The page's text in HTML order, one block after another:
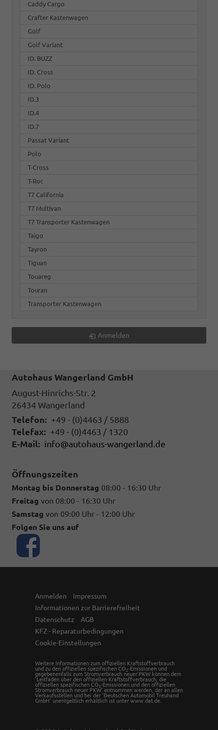
Caddy Cargo
Crafter Kastenwagen
Golf
Golf Variant
ID. BUZZ
ID. Cross
ID. Polo
ID.3
ID.4
ID.7
Passat Variant
Polo
T-Cross
T-Roc
T7 California
T7 Multivan
T7 Transporter Kastenwagen
Taigo
Tayron
Tiguan
Touareg
Touran
Transporter Kastenwagen
Anmelden
Autohaus Wangerland GmbH
August-Hinrichs-Str. 2
26434 Wangerland
Telefon: +49 - (0)4463 / 5888
Telefax: +49 - (0)4463 / 1320
E-Mail: info@autohaus-wangerland.de
Öffnungszeiten
Montag bis Donnerstag 08:00 - 16:30 Uhr
Freitag von 08:00 - 16:30 Uhr
Samstag von 09:00 Uhr - 12:00 Uhr
Folgen Sie uns auf
Anmelden
Impressum
Informationen zur Barrierefreiheit
Datenschutz
AGB
KFZ - Reparaturbedingungen
Cookie-Einstellungen
Weitere Informationen zum offiziellen Kraftstoffverbrauch
und zu den offiziellen spezifischen CO 2-Emissionen und
gegebenenfalls zum Stromverbrauch neuer PKW können dem
'Leitfaden über den offiziellen Kraftstoffverbrauch, die
offiziellen spezifischen CO 2-Emissionen und den offiziellen
Stromverbrauch neuer PKW' entnommen werden, der an allen
Verkaufsstellen und bei der 'Deutschen Automobil Treuhand
GmbH' unentgeltlich erhältlich ist unter www.dat.de.